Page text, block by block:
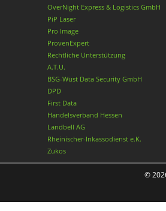
OverNight Express & Logistics GmbH
PiP Laser
Pro Image
ProvenExpert
Rechtliche Unterstützung
A.T.U.
BSG-Wüst Data Security GmbH
DPD
First Data
Handelsverband Hessen
Landbell AG
Rheinischer-Inkassodienst e.K.
Zukos
©